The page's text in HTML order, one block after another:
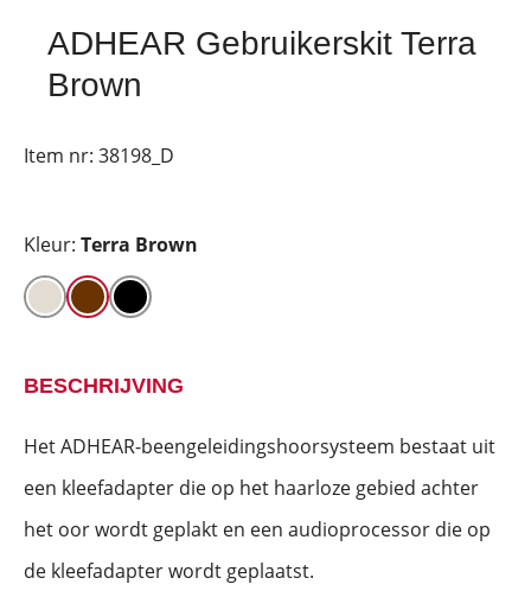
ADHEAR Gebruikerskit Terra
Brown
Item nr: 38198_D
Kleur: Terra Brown
BESCHRIJVING
Het ADHEAR-beengeleidingshoorsysteem bestaat uit
een kleefadapter die op het haarloze gebied achter
het oor wordt geplakt en een audioprocessor die op
de kleefadapter wordt geplaatst.